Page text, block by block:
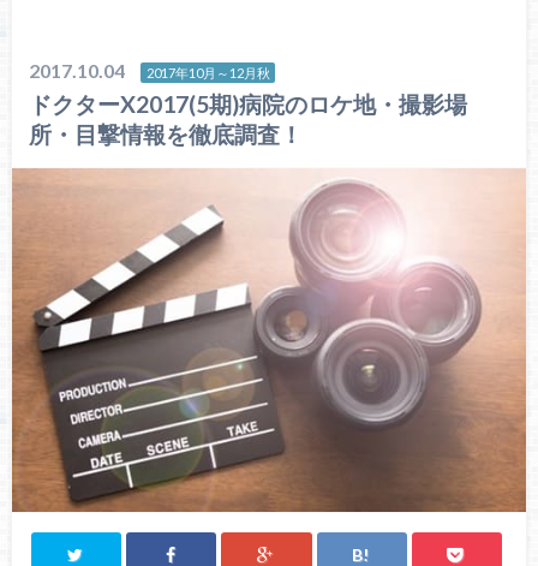
2017.10.04 2017年10月～12月秋
ドクターX2017(5期)病院のロケ地・撮影場
所・目撃情報を徹底調査！